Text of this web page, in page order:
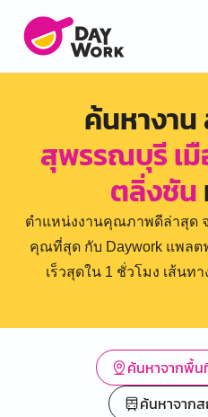
ค้นหางาน
สุพรรณบุรี เ
ตลิ่งชัน
ตำแหน่งงานคุณภาพดีล่าสุด
คุณที่สุด กับ Daywork แพล
เร็วสุดใน 1 ชั่วโมง เส้น
ค้นหาจากพื้น
ค้นหาจาก